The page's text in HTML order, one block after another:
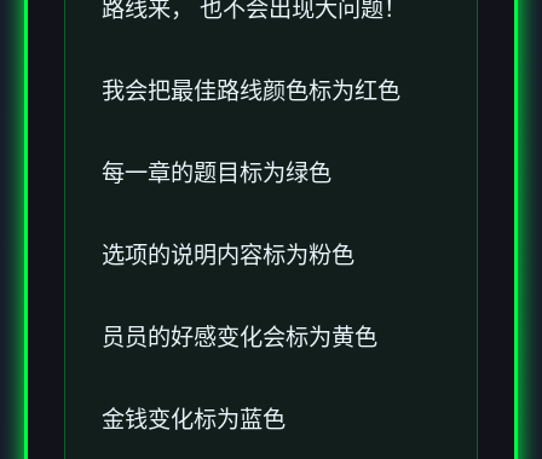
路线来， 也不会出现大问题！
我会把最佳路线颜色标为红色
每一章的题目标为绿色
选项的说明内容标为粉色
员员的好感变化会标为黄色
金钱变化标为蓝色